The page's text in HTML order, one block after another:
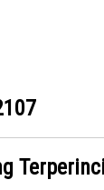
Terperinci